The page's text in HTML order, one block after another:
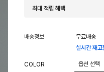
최대 적립 혜택
배송정보
무료배송
실시간 재고
COLOR